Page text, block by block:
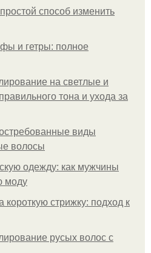
способ изменить
и гетры: полное
на светлые и
тона и ухода за
виды
волосы
одежду: как мужчины
моду
стрижку: подход к
русых волос с